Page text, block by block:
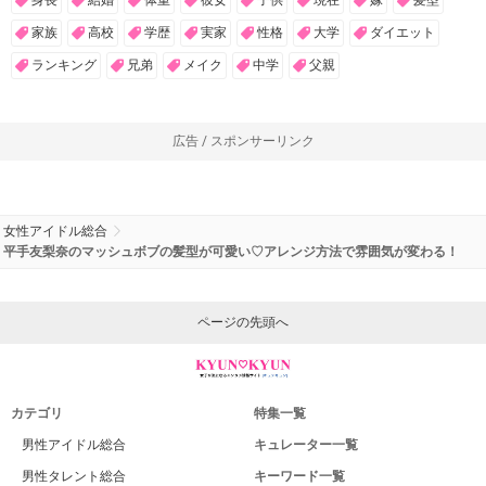
家族 高校 学歴 実家 性格 大学 ダイエット
ランキング 兄弟 メイク 中学 父親
広告 / スポンサーリンク
女性アイドル総合
平手友梨奈のマッシュボブの髪型が可愛い♡アレンジ方法で雰囲気が変わる！
ページの先頭へ
カテゴリ
男性アイドル総合
男性タレント総合
特集一覧
キュレーター一覧
キーワード一覧